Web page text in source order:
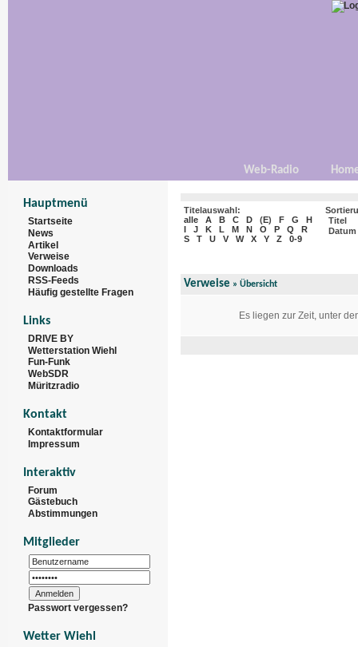
Web-Radio
Hauptmenü
Startseite
News
Artikel
Verweise
Downloads
RSS-Feeds
Häufig gestellte Fragen
Links
DRIVE BY
Wetterstation Wiehl
Fun-Funk
WebSDR
Müritzradio
Kontakt
Kontaktformular
Impressum
Interaktiv
Forum
Gästebuch
Abstimmungen
Mitglieder
Passwort vergessen?
Wetter Wiehl
Titelauswahl:
alle
A B C D (E) F G
H
I
J K L M N O P Q
R
S
T U V W X Y Z 0-9
Titel
Datum
Verweise » Übersicht
Es liegen zur Zeit, unter